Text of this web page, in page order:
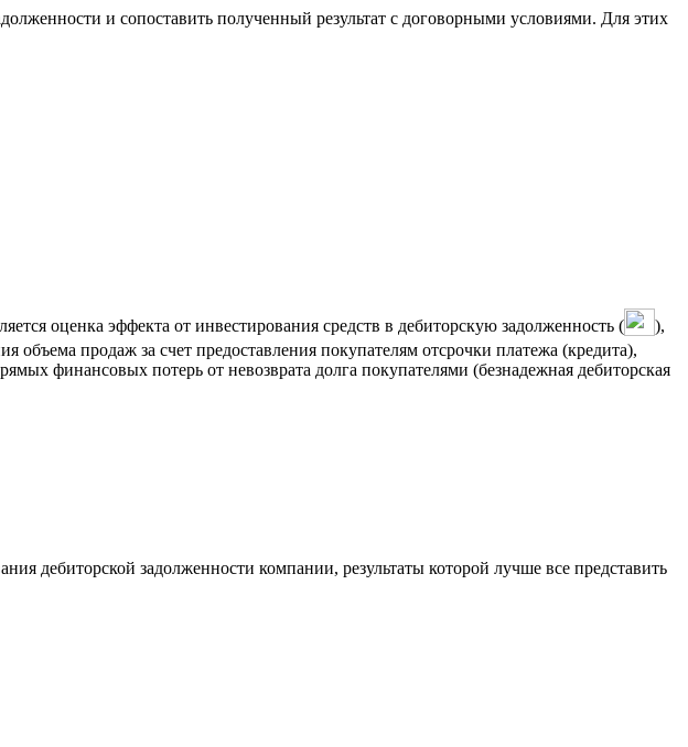
и сопоставить полученный результат с договорными условиями. Для этих
оценка эффекта от инвестирования средств в дебиторскую задолженность (
),
продаж за счет предоставления покупателям отсрочки платежа (кредита),
финансовых потерь от невозврата долга покупателями (безнадежная дебиторская
дебиторской задолженности компании, результаты которой лучше все представить